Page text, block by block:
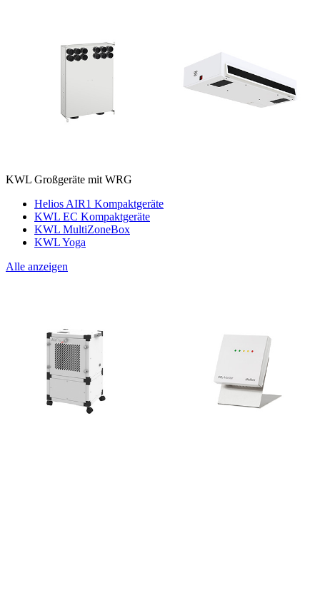
KWL Großgeräte mit WRG
Helios AIR1 Kompaktgeräte
KWL EC Kompaktgeräte
KWL MultiZoneBox
KWL Yoga
Alle anzeigen